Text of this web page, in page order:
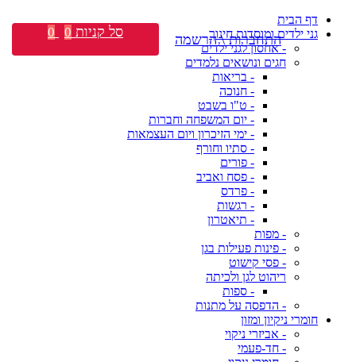
דף הבית
גני ילדים ומוסדות חינוך
- אחסון לגני ילדים
חגים ונושאים נלמדים
- בריאות
- חנוכה
- ט"ו בשבט
- יום המשפחה וחברות
- ימי הזיכרון ויום העצמאות
- סתיו וחורף
- פורים
- פסח ואביב
- פרדס
- רגשות
- תיאטרון
- מפות
- פינות פעילות בגן
- פסי קישוט
ריהוט לגן ולכיתה
- ספות
- הדפסה על מתנות
חומרי ניקיון ומזון
- אביזרי ניקוי
- חד-פעמי
התחברות \ הרשמה סל קניות 0
0